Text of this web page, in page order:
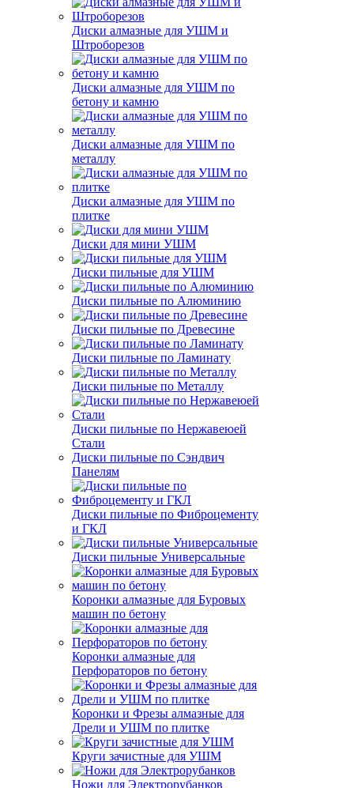
Диски алмазные для УШМ и
Штроборезов
Диски алмазные для УШМ по
бетону и камню
Диски алмазные для УШМ по
металлу
Диски алмазные для УШМ по
плитке
Диски для мини УШМ
Диски пильные для УШМ
Диски пильные по Алюминию
Диски пильные по Древесине
Диски пильные по Ламинату
Диски пильные по Металлу
Диски пильные по Нержавеюей
Стали
Диски пильные по Сэндвич
Панелям
Диски пильные по Фиброцементу
и ГКЛ
Диски пильные Универсальные
Коронки алмазные для Буровых
машин по бетону
Коронки алмазные для
Перфораторов по бетону
Коронки и Фрезы алмазные для
Дрели и УШМ по плитке
Круги зачистные для УШМ
Ножи для Электрорубанков